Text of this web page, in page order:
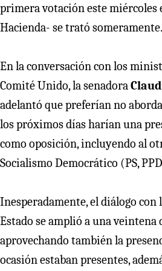
primera votación este miércoles
Hacienda- se trató someramente.
En la conversación con los
Comité Unido, la senadora
adelantó que preferían no
los próximos días harían una
como oposición, incluyendo al
Socialismo Democrático (PS,
Inesperadamente, el diálogo con
Estado se amplió a una veintena
aprovechando también la
ocasión estaban presentes,